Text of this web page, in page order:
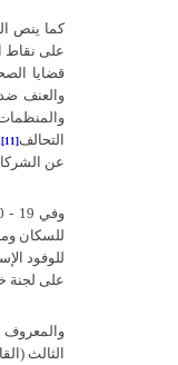
كما ينص
على نقاط
قضايا
والعنف ضد
التحالف [11]
.
عن
وفي
للسكان
للوفود
على لجنة
والمعروف
الثالث (